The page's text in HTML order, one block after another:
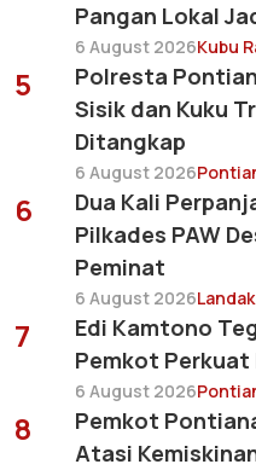
Pangan Lokal
6 August 2026Kubu
5
Polresta
Sisik dan Kuku
Ditangkap
6 August 2026
6
Dua Kali
Pilkades PAW
Peminat
6 August 2026Landak
7
Edi Kamtono
Pemkot
6 August 2026
8
Pemkot
Atasi